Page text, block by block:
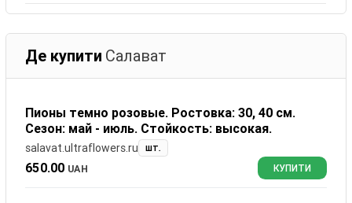
Де купити Салават
Пионы темно розовые. Ростовка: 30, 40 см.
Сезон: май - июль. Стойкость: высокая.
salavat.ultraflowers.ru шт.
650.00 UAH КУПИТИ